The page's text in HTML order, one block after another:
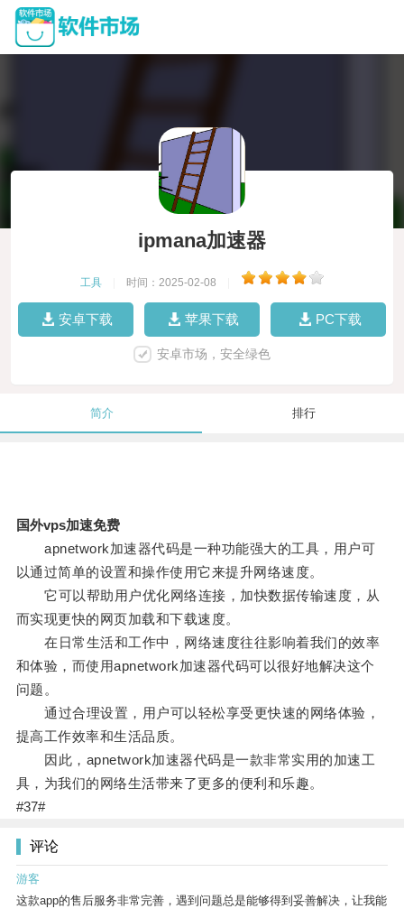
ipmana加速器
工具 时间：2025-02-08
安卓下载 苹果下载 PC下载
安卓市场，安全绿色
简介 排行
国外vps加速免费
apnetwork加速器代码是一种功能强大的工具，用户可
以通过简单的设置和操作使用它来提升网络速度。
它可以帮助用户优化网络连接，加快数据传输速度，从
而实现更快的网页加载和下载速度。
在日常生活和工作中，网络速度往往影响着我们的效率
和体验，而使用apnetwork加速器代码可以很好地解决这个
问题。
通过合理设置，用户可以轻松享受更快速的网络体验，
提高工作效率和生活品质。
因此，apnetwork加速器代码是一款非常实用的加速工
具，为我们的网络生活带来了更多的便利和乐趣。
#37#
评论
游客
这款app的售后服务非常完善，遇到问题总是能够得到妥善解决，让我能